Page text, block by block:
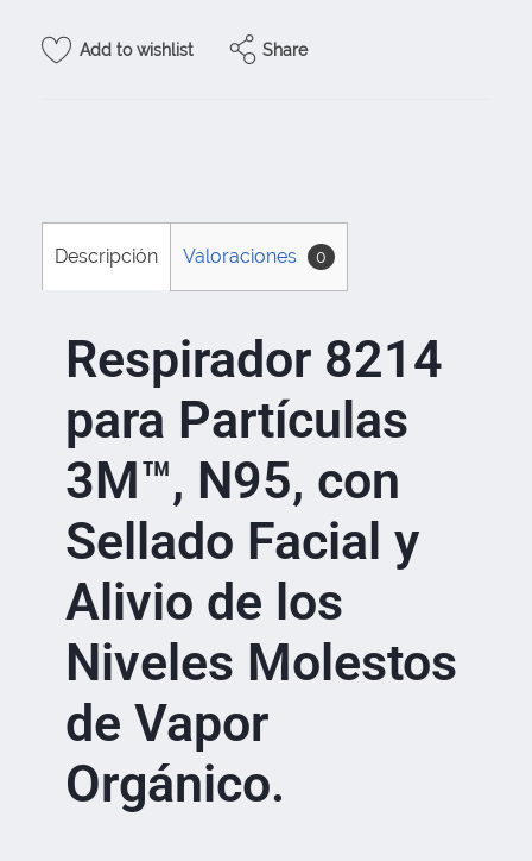
Add to wishlist Share
Descripción Valoraciones 0
Respirador 8214
para Partículas
3M™, N95, con
Sellado Facial y
Alivio de los
Niveles Molestos
de Vapor
Orgánico.